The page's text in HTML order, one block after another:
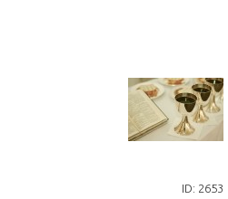
ID: 2653